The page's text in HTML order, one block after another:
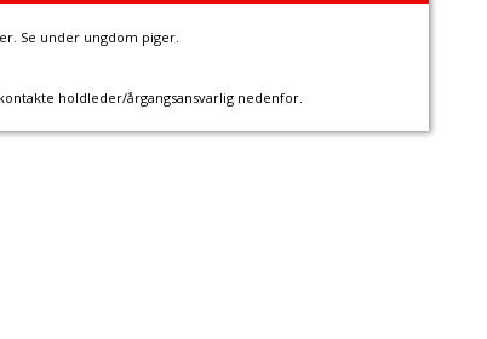
Se under ungdom piger.
holdleder/årgangsansvarlig nedenfor.